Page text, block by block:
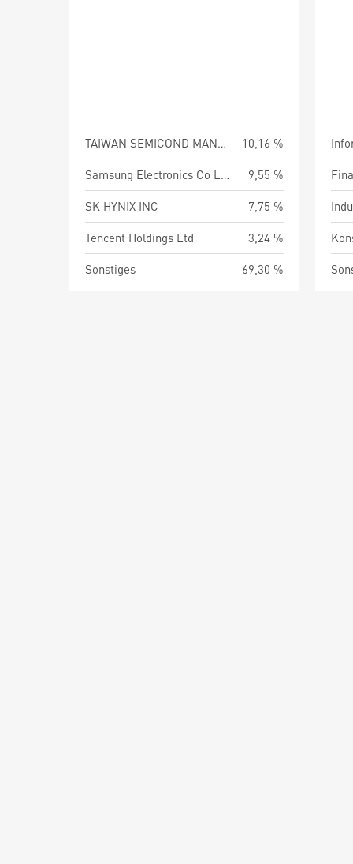
TAIWAN SEMICOND MANUFG -TSMC
10,16 %
Samsung Electronics Co Ltd
9,55 %
SK HYNIX INC
7,75 %
Tencent Holdings Ltd
3,24 %
Sonstiges
69,30 %